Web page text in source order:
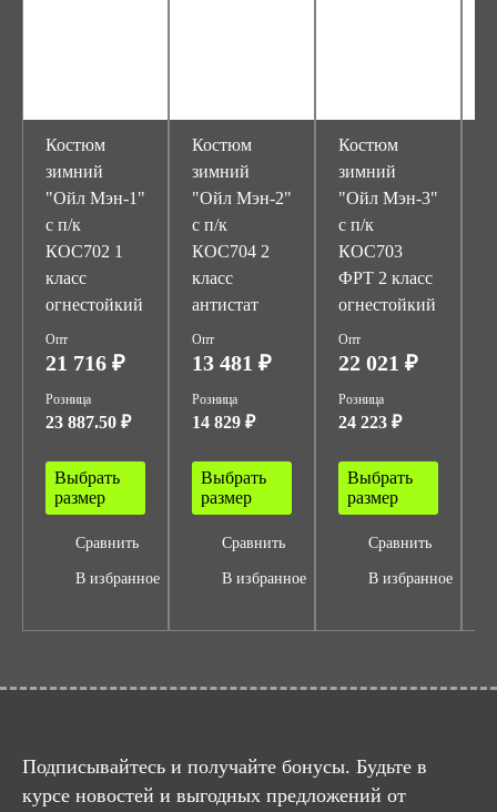
Костюм
зимний
"Ойл Мэн-1"
с п/к
КОС702 1
класс
огнестойкий
Опт
21 716 ₽
Розница
23 887.50 ₽
Выбрать
размер
Сравнить
В избранное
Костюм
зимний
"Ойл Мэн-2"
с п/к
КОС704 2
класс
антистат
Опт
13 481 ₽
Розница
14 829 ₽
Выбрать
размер
Сравнить
В избранное
Костюм
зимний
"Ойл Мэн-3"
с п/к
КОС703
ФРТ 2 класс
огнестойкий
Опт
22 021 ₽
Розница
24 223 ₽
Выбрать
размер
Сравнить
В избранное
Подписывайтесь и получайте бонусы. Будьте в
курсе новостей и выгодных предложений от